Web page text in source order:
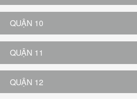
QUẬN 10
QUẬN 11
QUẬN 12